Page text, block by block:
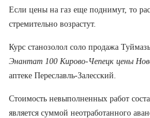
Если цены на газ еще поднимут, то
стремительно возрастут.
Курс станозолол соло продажа
Энантат 100 Кирово-Чепецк цены
аптеке Переславль-Залесский.
Стоимость невыполненных работ
является суммой неотработанного